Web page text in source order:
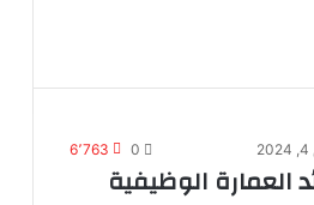
0 6٬763
العمارة الوظيفية